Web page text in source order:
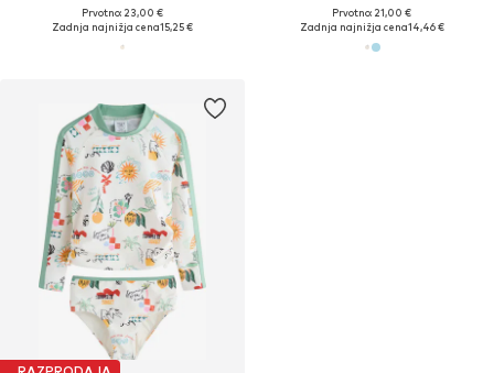
Prvotno: 23,00 €
Zadnja najnižja cena15,25 €
Prvotno: 21,00 €
Zadnja najnižja cena14,46 €